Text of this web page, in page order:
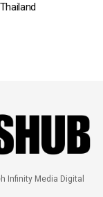
Infinity Media Digital